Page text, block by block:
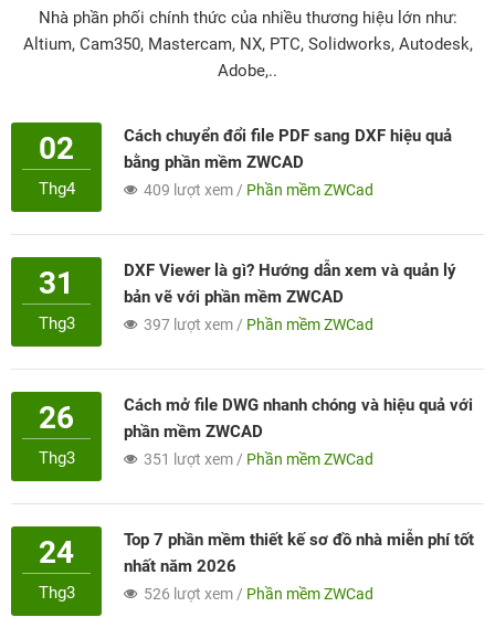
Nhà phần phối chính thức của nhiều thương hiệu lớn như:
Altium, Cam350, Mastercam, NX, PTC, Solidworks, Autodesk,
Adobe,..
02
Thg4
Cách chuyển đổi file PDF sang DXF hiệu quả
bằng phần mềm ZWCAD
409 lượt xem / Phần mềm ZWCad
31
Thg3
DXF Viewer là gì? Hướng dẫn xem và quản lý
bản vẽ với phần mềm ZWCAD
397 lượt xem / Phần mềm ZWCad
26
Thg3
Cách mở file DWG nhanh chóng và hiệu quả với
phần mềm ZWCAD
351 lượt xem / Phần mềm ZWCad
24
Thg3
Top 7 phần mềm thiết kế sơ đồ nhà miễn phí tốt
nhất năm 2026
526 lượt xem / Phần mềm ZWCad